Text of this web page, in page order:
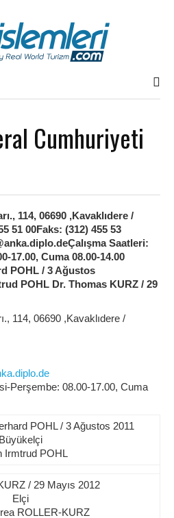
Cumhuriyeti
114, 06690 ,Kavaklıdere /
51 00Faks: (312) 455 53
Saatleri:
17.00, Cuma 08.00-14.00
POHL / 3 Ağustos
POHL Dr. Thomas KURZ / 29
114, 06690 ,Kavaklıdere /
Perşembe: 08.00-17.00, Cuma
POHL / 3 Ağustos 2011
Büyükelçi
Irmtrud POHL
/ 29 Mayıs 2012
Elçi
ROLLER-KURZ